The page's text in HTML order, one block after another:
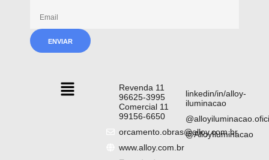
Revenda 11
96625-3995
Comercial 11
99156-6650
orcamento.obras@alloy.com.br
www.alloy.com.br
linkedin/in/alloy-
iluminacao
@AlloyIluminacao